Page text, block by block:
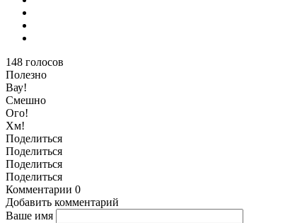
148 голосов
Полезно
Вау!
Смешно
Ого!
Хм!
Поделиться
Поделиться
Поделиться
Поделиться
Комментарии 0
Добавить комментарий
Ваше имя